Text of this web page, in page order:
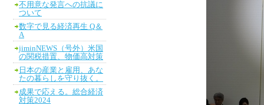
不用意な発言への抗議に
ついて
数字で見る経済再生 Q＆
A
jiminNEWS（号外）米国
の関税措置、物価高対策
日本の産業と雇用、あな
たの暮らしを守り抜く。
成果で応える。総合経済
対策2024